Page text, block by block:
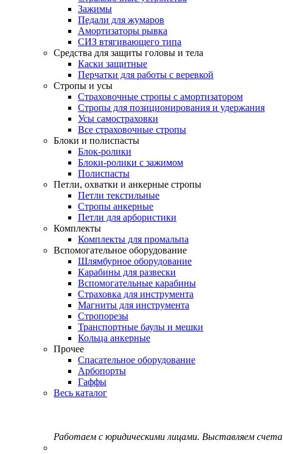
Зажимы
Педали для жумаров
Амортизаторы рывка
СИЗ втягивающего типа
Средства для защиты головы и тела
Каски защитные
Перчатки для работы с веревкой
Стропы и усы
Страховочные стропы с амортизатором
Стропы для позиционирования и удержания
Усы самостраховки
Все страховочные стропы
Блоки и полиспасты
Блок-ролики
Блоки-ролики с зажимом
Полиспасты
Петли, охватки и анкерные стропы
Петли текстильные
Стропы анкерные
Петли для арбористики
Комплекты
Комплекты для промальпа
Вспомогательное оборудование
Шлямбурное оборудование
Карабины для развески
Вспомогательные карабины
Страховка для инструмента
Магниты для инструмента
Стропорезы
Транспортные баулы и мешки
Кольца анкерные
Прочее
Спасательное оборудование
Арбопорты
Гаффы
Весь каталог
Работаем с юридическими лицами. Выставляем счета